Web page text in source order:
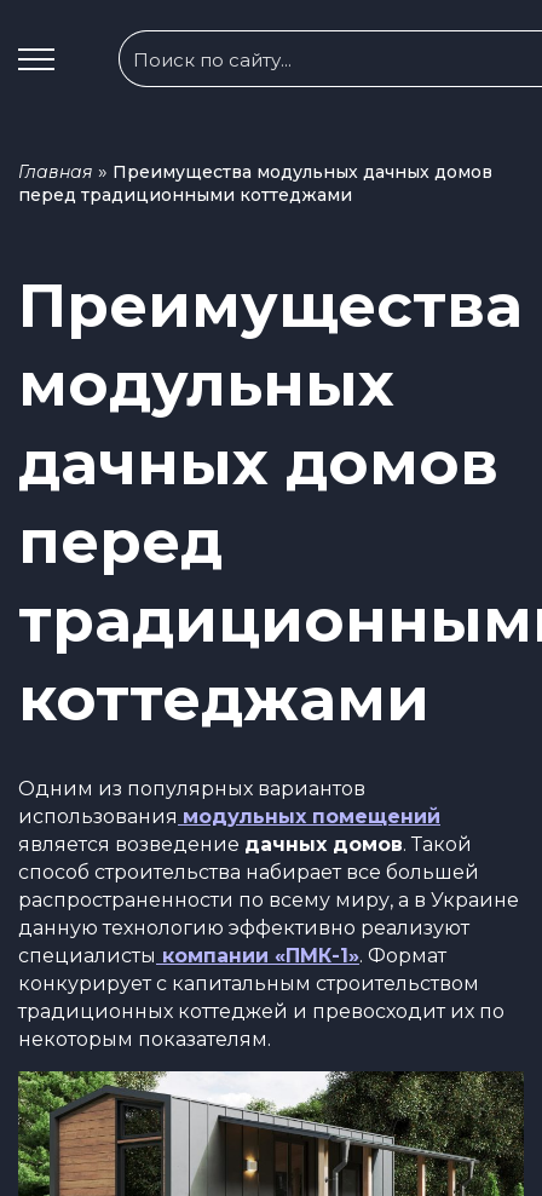
Главная » Преимущества модульных дачных домов
перед традиционными коттеджами
Преимущества
модульных
дачных домов
перед
коттеджами
Одним из популярных вариантов
использования модульных помещений
является возведение дачных домов. Такой
способ строительства набирает все большей
распространенности по всему миру, а в Украине
данную технологию эффективно реализуют
специалисты компании «ПМК-1». Формат
конкурирует с капитальным строительством
традиционных коттеджей и превосходит их по
некоторым показателям.